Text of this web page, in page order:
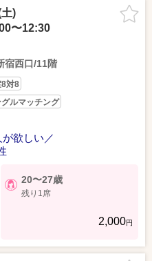
)
〜12:30
宿西口/11階
対8
グルマッチング
欲しい／
20〜27歳
残り1席
2,000円